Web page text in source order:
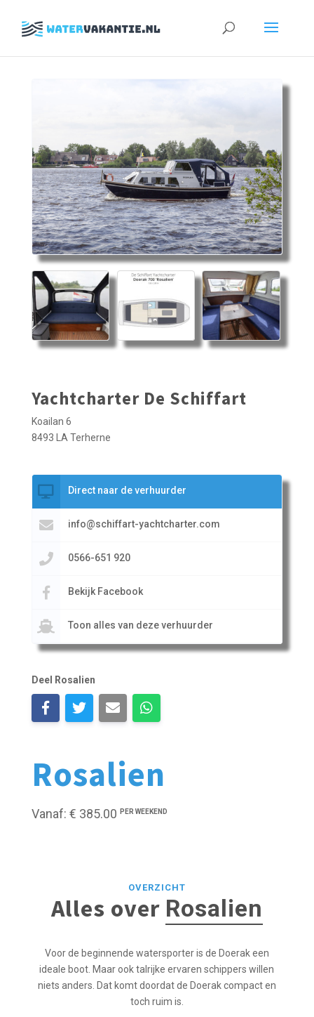
Zoeken
Rosalien
Vanaf: € 385.00 PER WEEKEND
Yachtcharter De Schiffart
Koailan 6
8493 LA Terherne
Direct naar de verhuurder
info@schiffart-yachtcharter.com
0566-651 920
Bekijk Facebook
Toon alles van deze verhuurder
Deel Rosalien
OVERZICHT
Alles over Rosalien
Voor de beginnende watersporter is de Doerak een
ideale boot. Maar ook talrijke ervaren schippers willen
niets anders. Dat komt doordat de Doerak compact en
toch ruim is.